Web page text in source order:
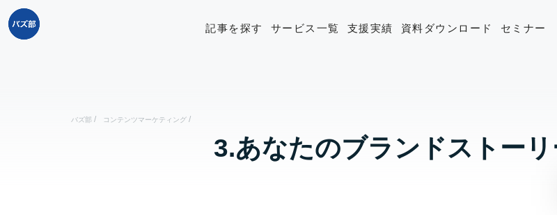
記事を探す サービス一覧 支援実績 資料ダウンロード セミナー
バズ部 / コンテンツマーケティング /
3.あなたのブランドストーリ